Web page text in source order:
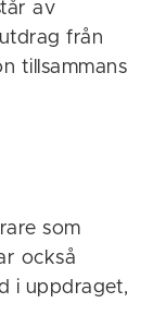
av
från
tillsammans
som
också
i uppdraget,